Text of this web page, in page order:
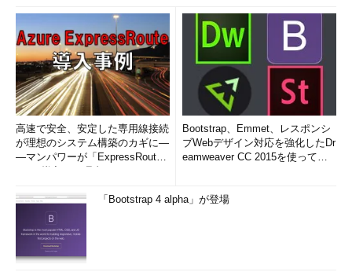
高速で安全、安定した専用線接続
が理想のシステム構築のカギに―
―マンパワーが「ExpressRout
Bootstrap、Emmet、レスポンシ
ブWebデザイン対応を強化したDr
eamweaver CC 2015を使って
「Bootstrap 4 alpha」が登場